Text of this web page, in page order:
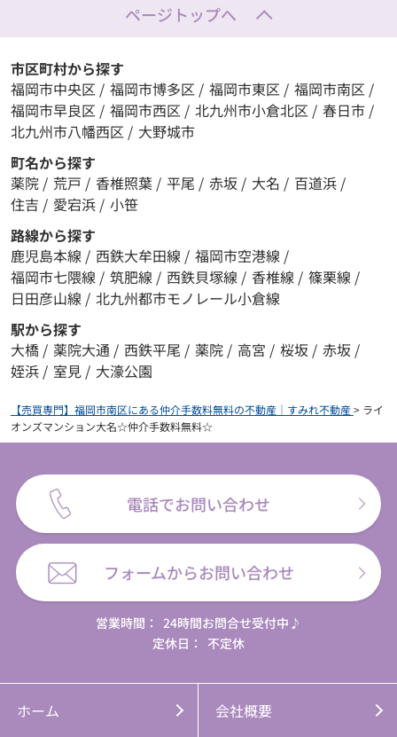
ページトップへ
市区町村から探す
福岡市中央区 / 福岡市博多区 / 福岡市東区 / 福岡市南区 /
福岡市早良区 / 福岡市西区 / 北九州市小倉北区 / 春日市 /
北九州市八幡西区 / 大野城市
町名から探す
薬院 / 荒戸 / 香椎照葉 / 平尾 / 赤坂 / 大名 / 百道浜 /
住吉 / 愛宕浜 / 小笹
路線から探す
鹿児島本線 / 西鉄大牟田線 / 福岡市空港線 /
福岡市七隈線 / 筑肥線 / 西鉄貝塚線 / 香椎線 / 篠栗線 /
日田彦山線 / 北九州都市モノレール小倉線
駅から探す
大橋 / 薬院大通 / 西鉄平尾 / 薬院 / 高宮 / 桜坂 / 赤坂 /
姪浜 / 室見 / 大濠公園
【売買専門】福岡市南区にある仲介手数料無料の不動産｜すみれ不動産> ライ
オンズマンション大名☆仲介手数料無料☆
電話でお問い合わせ
フォームからお問い合わせ
営業時間： 24時間お問合せ受付中♪
定休日：
不定休
ホーム 会社概要